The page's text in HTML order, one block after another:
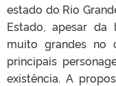
estado do Rio
Estado, apesar da
muito grandes no
principais
existência. A